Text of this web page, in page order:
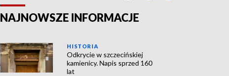
NAJNOWSZE INFORMACJE
HISTORIA
Odkrycie w szczecińskiej
kamienicy. Napis sprzed 160
lat